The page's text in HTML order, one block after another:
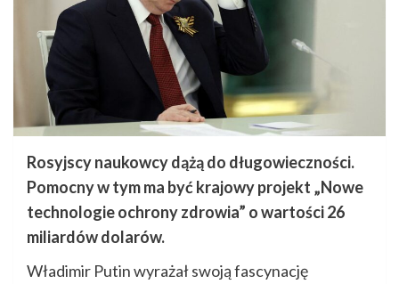
Rosyjscy naukowcy dążą do długowieczności.
Pomocny w tym ma być krajowy projekt „Nowe
technologie ochrony zdrowia” o wartości 26
miliardów dolarów.
Władimir Putin wyrażał swoją fascynację